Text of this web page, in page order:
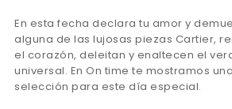
En esta fecha declara tu amor y
alguna de las lujosas piezas Cartier,
el corazón, deleitan y enaltecen el
universal. En On time te mostramos
selección para este día especial.